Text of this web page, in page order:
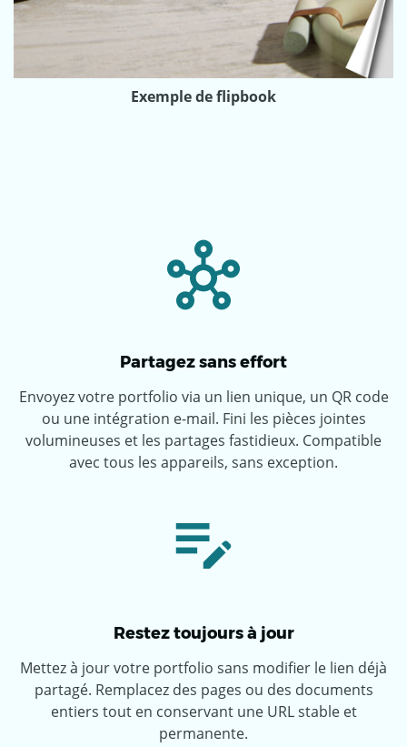
Exemple de flipbook
Partagez sans effort
Envoyez votre portfolio via un lien unique, un QR code
ou une intégration e-mail. Fini les pièces jointes
volumineuses et les partages fastidieux. Compatible
avec tous les appareils, sans exception.
Restez toujours à jour
Mettez à jour votre portfolio sans modifier le lien déjà
partagé. Remplacez des pages ou des documents
entiers tout en conservant une URL stable et
permanente.